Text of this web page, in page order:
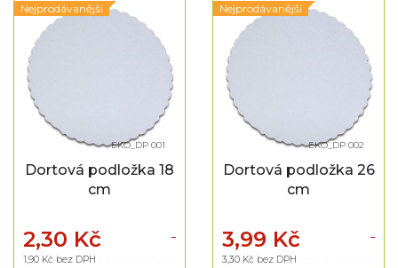
Nejprodávanější
EKO_DP 001
Dortová podložka 18
cm
2,30 Kč
Na objednávku
1,90 Kč bez DPH
Nejprodávanější
EKO_DP 002
Dortová podložka 26
cm
3,99 Kč
Na objednávku
3,30 Kč bez DPH